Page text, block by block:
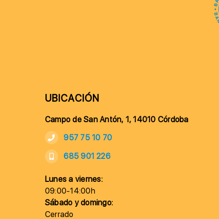
UBICACIÓN
Campo de San Antón, 1, 14010 Córdoba
957 75 10 70
685 901 226
Lunes a viernes:
09:00-14:00h
Sábado y domingo:
Cerrado